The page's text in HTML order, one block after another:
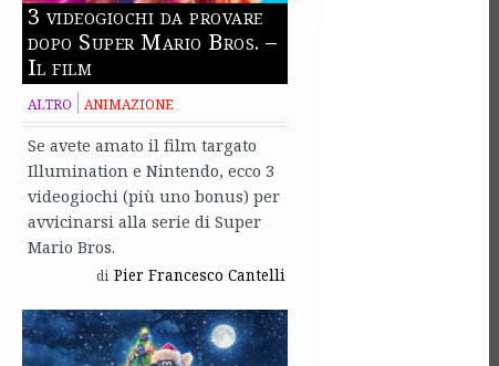
3 videogiochi da provare
dopo Super Mario Bros. –
Il film
ALTRO ANIMAZIONE
Se avete amato il film targato
Illumination e Nintendo, ecco 3
videogiochi (più uno bonus) per
avvicinarsi alla serie di Super
Mario Bros.
di Pier Francesco Cantelli